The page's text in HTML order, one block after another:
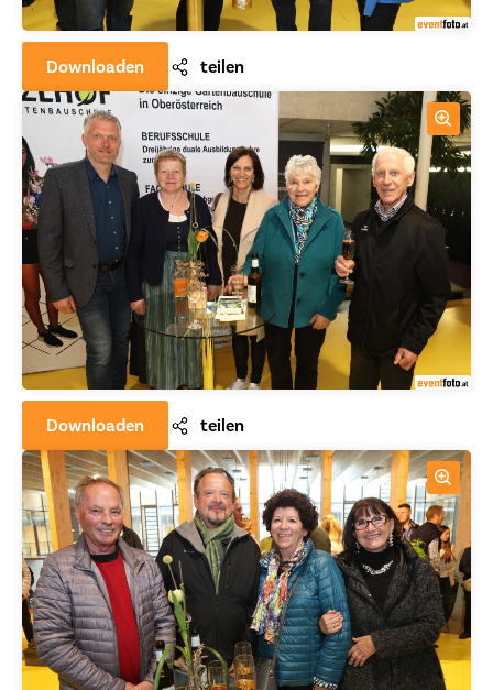
Downloaden teilen
Downloaden teilen